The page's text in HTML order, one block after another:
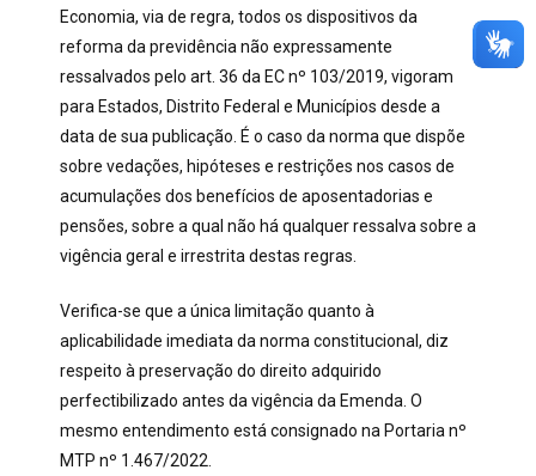
Economia, via de regra, todos os dispositivos da
reforma da previdência não expressamente
ressalvados pelo art. 36 da EC nº 103/2019, vigoram
para Estados, Distrito Federal e Municípios desde a
data de sua publicação. É o caso da norma que dispõe
sobre vedações, hipóteses e restrições nos casos de
acumulações dos benefícios de aposentadorias e
pensões, sobre a qual não há qualquer ressalva sobre a
vigência geral e irrestrita destas regras.
Verifica-se que a única limitação quanto à
aplicabilidade imediata da norma constitucional, diz
respeito à preservação do direito adquirido
perfectibilizado antes da vigência da Emenda. O
mesmo entendimento está consignado na Portaria nº
MTP nº 1.467/2022.